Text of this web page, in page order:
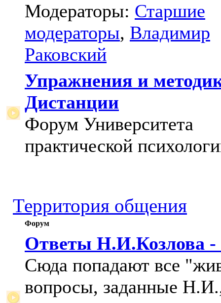
Модераторы: Старшие
модераторы, Владимир
Раковский
Упражнения и
Дистанции
Форум Университета
практической
Территория общения
Форум
Ответы Н.И.Козлова -
Сюда попадают все
вопросы, заданные